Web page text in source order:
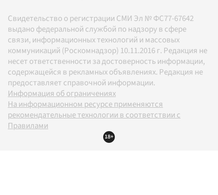
Свидетельство о регистрации СМИ Эл № ФС77-67642
выдано федеральной службой по надзору в сфере
связи, информационных технологий и массовых
коммуникаций (Роскомнадзор) 10.11.2016 г. Редакция не
несет ответственности за достоверность информации,
содержащейся в рекламных объявлениях. Редакция не
предоставляет справочной информации.
Информация об ограничениях
На информационном ресурсе применяются
рекомендательные технологии в соответствии с
Правилами
18+